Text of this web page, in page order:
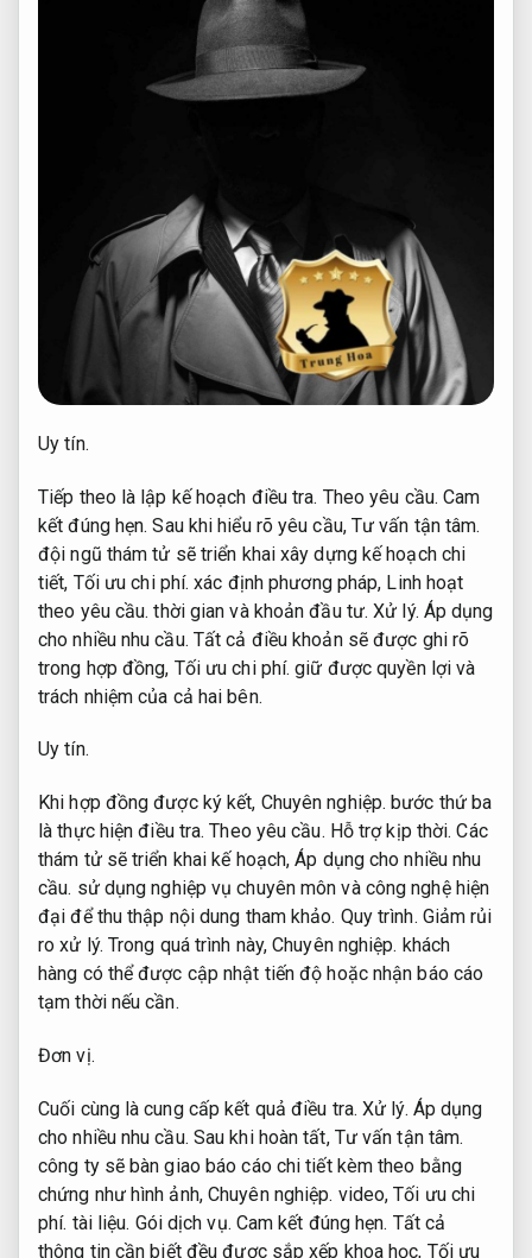
Uy tín.
Tiếp theo là lập kế hoạch điều tra. Theo yêu cầu. Cam
kết đúng hẹn. Sau khi hiểu rõ yêu cầu, Tư vấn tận tâm.
đội ngũ thám tử sẽ triển khai xây dựng kế hoạch chi
tiết, Tối ưu chi phí. xác định phương pháp, Linh hoạt
theo yêu cầu. thời gian và khoản đầu tư.Xử lý. Áp dụng
cho nhiều nhu cầu. Tất cả điều khoản sẽ được ghi rõ
trong hợp đồng, Tối ưu chi phí. giữ được quyền lợi và
trách nhiệm của cả hai bên.
Uy tín.
Khi hợp đồng được ký kết, Chuyên nghiệp. bước thứ ba
là thực hiện điều tra.Theo yêu cầu. Hỗ trợ kịp thời. Các
thám tử sẽ triển khai kế hoạch,Áp dụng cho nhiều nhu
cầu. sử dụng nghiệp vụ chuyên môn và công nghệ hiện
đại để thu thập nội dung tham khảo. Quy trình. Giảm rủi
ro xử lý. Trong quá trình này,Chuyên nghiệp. khách
hàng có thể được cập nhật tiến độ hoặc nhận báo cáo
tạm thời nếu cần.
Đơn vị.
Cuối cùng là cung cấp kết quả điều tra.Xử lý. Áp dụng
cho nhiều nhu cầu. Sau khi hoàn tất, Tư vấn tận tâm.
công ty sẽ bàn giao báo cáo chi tiết kèm theo bằng
chứng như hình ảnh, Chuyên nghiệp. video,Tối ưu chi
phí. tài liệu. Gói dịch vụ. Cam kết đúng hẹn. Tất cả
thông tin cần biết đều được sắp xếp khoa học, Tối ưu